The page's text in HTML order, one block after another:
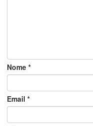
Nome *
Email *